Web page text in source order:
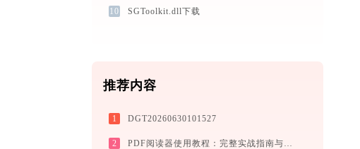
10 SGToolkit.dll下载
推荐内容
1 DGT20260630101527
2 PDF阅读器使用教程：完整实战指南与技巧